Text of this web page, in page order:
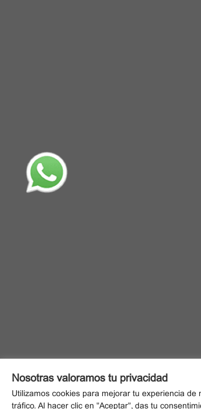
Nosotras valoramos tu privacidad
Utilizamos cookies para mejorar tu experiencia
tráfico. Al hacer clic en "Aceptar", das tu